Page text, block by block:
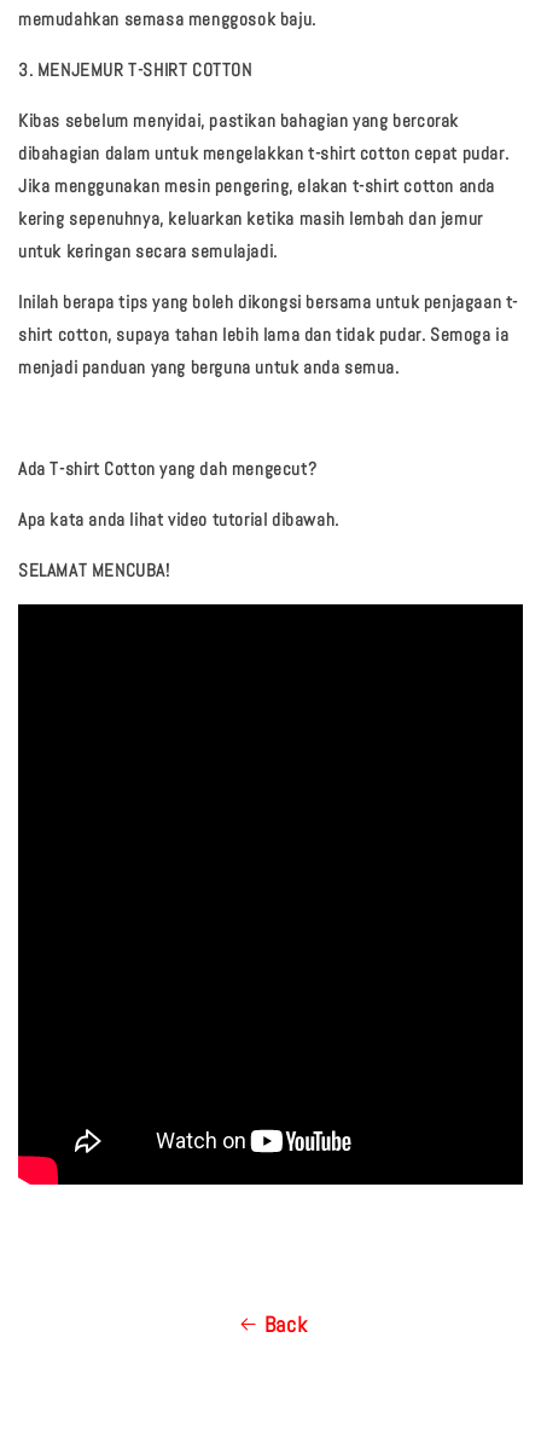
memudahkan semasa menggosok baju.
3. MENJEMUR T-SHIRT COTTON
Kibas sebelum menyidai, pastikan bahagian yang bercorak
dibahagian dalam untuk mengelakkan t-shirt cotton cepat pudar.
Jika menggunakan mesin pengering, elakan t-shirt cotton anda
kering sepenuhnya, keluarkan ketika masih lembah dan jemur
untuk keringan secara semulajadi.
Inilah berapa tips yang boleh dikongsi bersama untuk penjagaan t-
shirt cotton, supaya tahan lebih lama dan tidak pudar. Semoga ia
menjadi panduan yang berguna untuk anda semua.
Ada T-shirt Cotton yang dah mengecut?
Apa kata anda lihat video tutorial dibawah.
SELAMAT MENCUBA!
Back